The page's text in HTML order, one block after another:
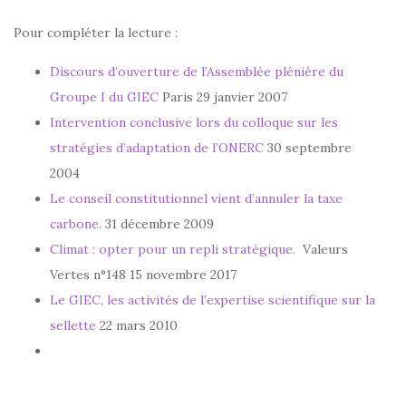
Pour compléter la lecture :
Discours d’ouverture de l’Assemblée plénière du
Groupe I du GIEC Paris 29 janvier 2007
Intervention conclusive lors du colloque sur les
stratégies d’adaptation de l’ONERC 30 septembre
2004
Le conseil constitutionnel vient d’annuler la taxe
carbone. 31 décembre 2009
Climat : opter pour un repli stratégique. Valeurs
Vertes n°148 15 novembre 2017
Le GIEC, les activités de l’expertise scientifique sur la
sellette 22 mars 2010